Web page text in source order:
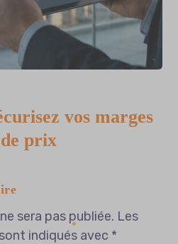
vos marges
prix
sera pas publiée. Les
indiqués avec *